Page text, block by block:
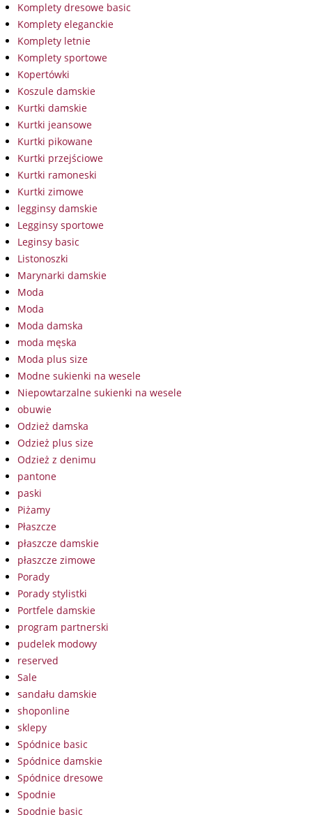
Komplety dresowe basic
Komplety eleganckie
Komplety letnie
Komplety sportowe
Kopertówki
Koszule damskie
Kurtki damskie
Kurtki jeansowe
Kurtki pikowane
Kurtki przejściowe
Kurtki ramoneski
Kurtki zimowe
legginsy damskie
Legginsy sportowe
Leginsy basic
Listonoszki
Marynarki damskie
Moda
Moda
Moda damska
moda męska
Moda plus size
Modne sukienki na wesele
Niepowtarzalne sukienki na wesele
obuwie
Odzież damska
Odzież plus size
Odzież z denimu
pantone
paski
Piżamy
Płaszcze
płaszcze damskie
płaszcze zimowe
Porady
Porady stylistki
Portfele damskie
program partnerski
pudelek modowy
reserved
Sale
sandału damskie
shoponline
sklepy
Spódnice basic
Spódnice damskie
Spódnice dresowe
Spodnie
Spodnie basic